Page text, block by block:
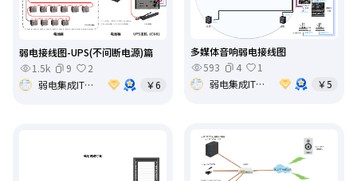
弱电接线图-UPS(不间断电源)篇
1.5k
9
2
弱电集成IT基础架构运维
￥6
多媒体音响弱电接线图
593
4
1
弱电集成IT基础架构运维
￥5